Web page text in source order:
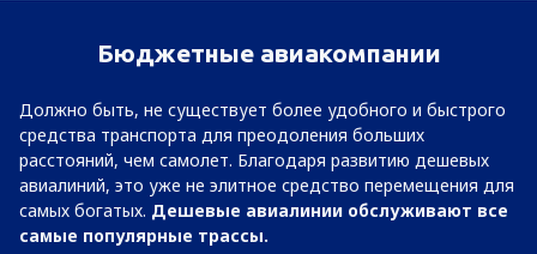
Бюджетные авиакомпании
Должно быть, не существует более удобного и быстрого
средства транспорта для преодоления больших
расстояний, чем самолет. Благодаря развитию дешевых
авиалиний, это уже не элитное средство перемещения для
самых богатых. Дешевые авиалинии обслуживают все
самые популярные трассы.